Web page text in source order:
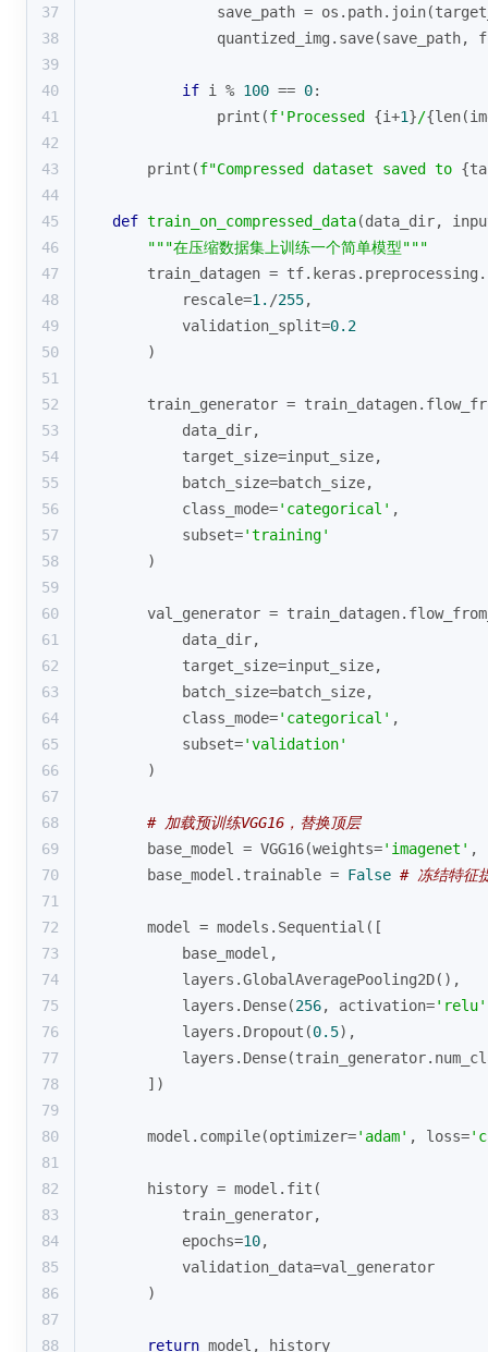
37
save_path =
38
            quantized_img.save(save_path,
39
40
if i % 100 == 0:
41
print (f'Processed {i+1}/{len
42
43
print (f"Compressed dataset saved to
44
45
def train_on_compressed_data(data_dir,
46
"""在压缩数据集上训练一个简单模型"""
47
train_datagen =
48
        rescale=
1. /255,
49
        validation_split=
0.2
50
    )
51
52
train_generator =
53
        data_dir,
54
        target_size=input_size,
55
        batch_size=batch_size,
56
        class_mode=
'categorical' ,
57
        subset=
'training'
58
    )
59
60
val_generator =
61
        data_dir,
62
        target_size=input_size,
63
        batch_size=batch_size,
64
        class_mode=
'categorical' ,
65
        subset=
'validation'
66
    )
67
68
# 加载预训练VGG16，替换顶层
69
    base_model = VGG16(weights=
'imagenet' ,
70
    base_model.trainable =
False # 冻结特征
71
72
    model = models.Sequential([
73
        base_model,
74
        layers.GlobalAveragePooling2D(),
75
        layers.Dense(
256, activation='relu'
76
        layers.Dropout(
0.5),
77
78
    ])
79
80
    model.
compile(optimizer='adam' , loss=
81
82
    history = model.fit(
83
        train_generator,
84
        epochs=
10,
85
        validation_data=val_generator
86
    )
87
88
return model, history